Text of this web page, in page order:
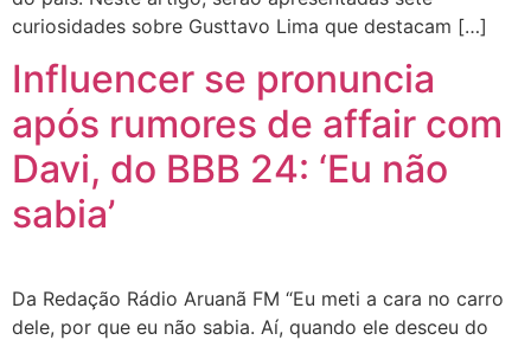
curiosidades sobre Gusttavo Lima que destacam […]
Influencer se pronuncia
após rumores de affair com
Davi, do BBB 24: ‘Eu não
sabia’
Da Redação Rádio Aruanã FM “Eu meti a cara no carro
dele, por que eu não sabia. Aí, quando ele desceu do